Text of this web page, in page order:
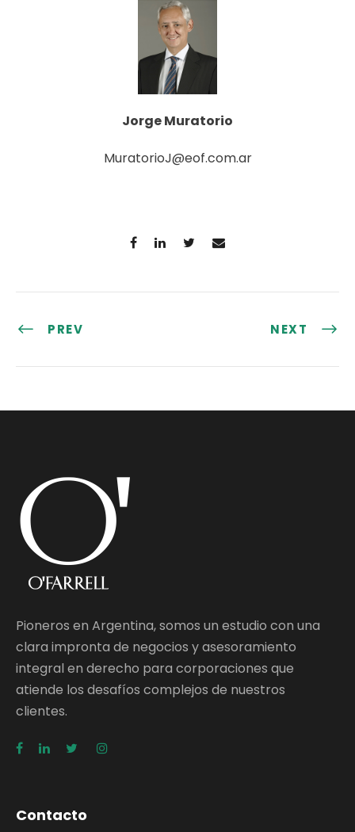
Jorge Muratorio
MuratorioJ@eof.com.ar
PREV NEXT
Pioneros en Argentina, somos un estudio con una
clara impronta de negocios y asesoramiento
integral en derecho para corporaciones que
atiende los desafíos complejos de nuestros
clientes.
Contacto